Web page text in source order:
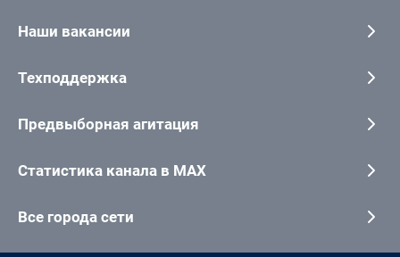
Наши вакансии
Техподдержка
Предвыборная агитация
Статистика канала в MAX
Все города сети